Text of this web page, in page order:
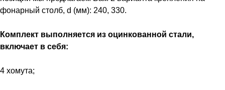
фонарный столб, d (мм): 240, 330.
Комплект выполняется из оцинкованной стали,
включает в себя:
4 хомута;